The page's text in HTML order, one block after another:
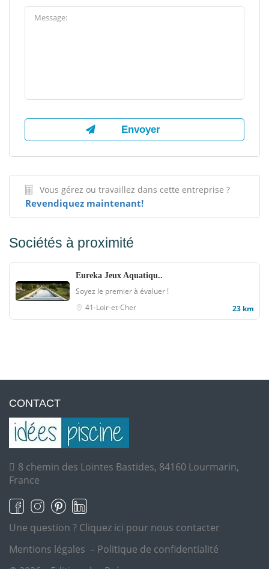
Vous gérez ou travaillez dans cette entreprise ?
Revendiquez maintenant!
Sociétés à proximité
Eureka Jeux Aquatiqu..
Soyez le premier à évaluer !
41-Loir-et-Cher
23 km
CONTACT
8 chemin des Lointes Bastides, 84160 Lourmarin,
France
Une question ? Cliquez ici pour nous contacter
Mentions légales – Politique de confidentialité